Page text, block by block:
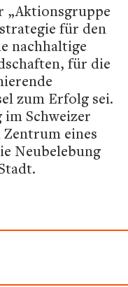
„Aktionsgruppe
für den
nachhaltige
für die
zum Erfolg sei.
Schweizer
eines
Neubelebung